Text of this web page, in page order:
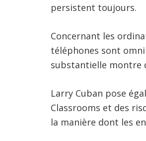
persistent toujours.
Concernant les
téléphones sont
substantielle montre
Larry Cuban pose
Classrooms et des
la manière dont les